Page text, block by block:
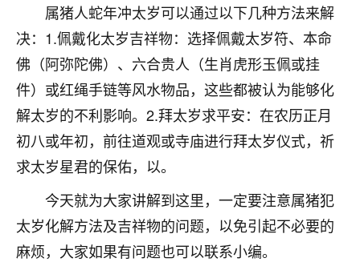
属猪人蛇年冲太岁可以通过以下几种方法来解
决：1.佩戴化太岁吉祥物：选择佩戴太岁符、本命
佛（阿弥陀佛）、六合贵人（生肖虎形玉佩或挂
件）或红绳手链等风水物品，这些都被认为能够化
解太岁的不利影响。2.拜太岁求平安：在农历正月
初八或年初，前往道观或寺庙进行拜太岁仪式，祈
求太岁星君的保佑，以。
今天就为大家讲解到这里，一定要注意属猪犯
太岁化解方法及吉祥物的问题，以免引起不必要的
麻烦，大家如果有问题也可以联系小编。
鹿森：是的，其实跟老师聊过之后，最大的感
触，首先就是心态会变好，万般皆是命，半点
不由人！
1天前 来自四川 9
金白水清
我也想找老师看看，有没有人给个联系方式的啊？
鹿森：慧来老师微信：gjsy0624
1天前 来自江西